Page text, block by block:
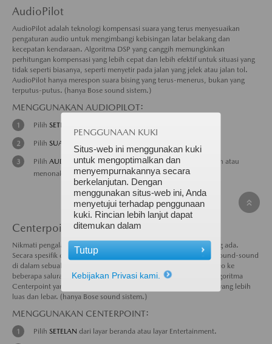
AudioPilot
AudioPilot adalah teknologi kompensasi suara yang terus menyesuaikan
pengaturan audio untuk mengimbangi kebisingan latar belakang dan
kecepatan kendaraan. Algoritma DSP yang canggih memungkinkan
perhitungan kompensasi yang lebih cepat dan lebih efektif untuk situasi yang
tidak seperti biasanya, seperti menyetir pada jalan yang jelek atau jalan tol.
AudioPilot hanya merespon suara bising yang terus-menerus, bukan yang
terputus-putus. (hanya Bose sound sistem.)
MENGGUNAKAN AUDIOPILOT:
Pilih SETELAN
Pilih SUARA
Pilih AUDIOPILOT(Bose sound system) untuk mengaktifkan atau
menonaktifkan.
Centerpoint
Nikmati pengalaman Bose surround-sound dari CD dan MP3 yang ada.
Secara spesifik dibuat untuk memenuhi permintaan unik dari surround-sound
di dalam sebuah kendaraan; Centerpoint mengonversi sinyal stereo ke
beberapa saluran, sehingga suara yang dihasilkan lebih presisi. Algoritma
Centerpoint yang canggih secara bersamaan menghasilkan suara yang lebih
luas dan lebar. (hanya Bose sound sistem.)
MENGGUNAKAN CENTERPOINT:
Pilih SETELAN dari layar beranda atau layar Entertainment.
PENGGUNAAN KUKI
Situs-web ini menggunakan kuki
untuk mengoptimalkan dan
menyempurnakannya secara
berkelanjutan. Dengan
menggunakan situs-web ini, Anda
menyetujui terhadap penggunaan
kuki. Rincian lebih lanjut dapat
ditemukan dalam
Tutup
Kebijakan Privasi kami.